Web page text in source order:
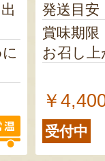
発送目安
賞味期限
お召し
￥
受付中